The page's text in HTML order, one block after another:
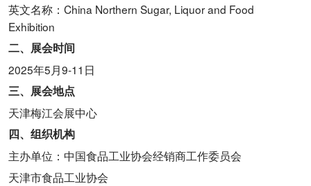
英文名称：China Northern Sugar, Liquor and Food
Exhibition
二、展会时间
2025年5月9-11日
三、展会地点
天津梅江会展中心
四、组织机构
主办单位：中国食品工业协会经销商工作委员会
天津市食品工业协会